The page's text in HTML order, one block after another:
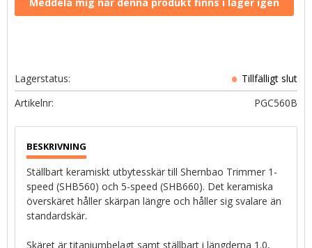
Lagerstatus
Artikelnr
PGC560B
Ställbart keramiskt utbytesskär till Shernbao Trimmer 1-
speed (SHB560) och 5-speed (SHB660). Det keramiska
överskäret håller skärpan längre och håller sig svalare än
standardskär.
Skäret är titaniumbelagt samt ställbart i längderna 1.0,